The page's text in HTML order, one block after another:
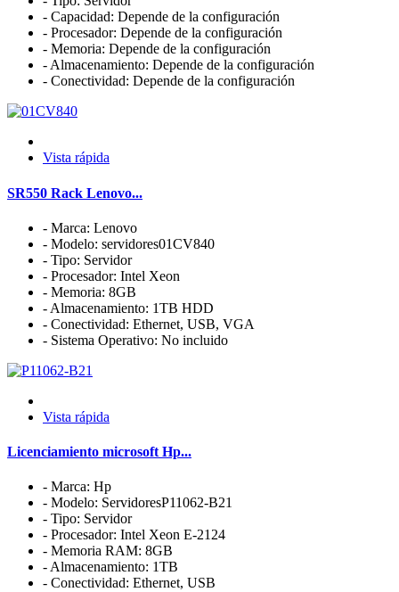
- Capacidad: Depende de la configuración
- Procesador: Depende de la configuración
- Memoria: Depende de la configuración
- Almacenamiento: Depende de la configuración
- Conectividad: Depende de la configuración
Vista rápida
SR550 Rack Lenovo...
- Marca: Lenovo
- Modelo: servidores01CV840
- Tipo: Servidor
- Procesador: Intel Xeon
- Memoria: 8GB
- Almacenamiento: 1TB HDD
- Conectividad: Ethernet, USB, VGA
- Sistema Operativo: No incluido
Vista rápida
Licenciamiento microsoft Hp...
- Marca: Hp
- Modelo: ServidoresP11062-B21
- Tipo: Servidor
- Procesador: Intel Xeon E-2124
- Memoria RAM: 8GB
- Almacenamiento: 1TB
- Conectividad: Ethernet, USB